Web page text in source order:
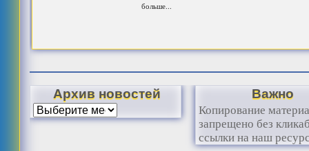
больше...
Архив новостей Важно
Копирование
запрещено без
ссылки на наш